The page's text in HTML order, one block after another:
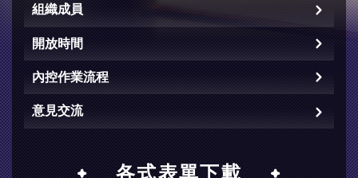
組織成員
開放時間
內控作業流程
意見交流
各式表單下載